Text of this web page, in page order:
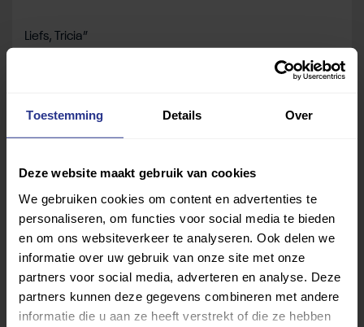
Toestemming Details Over
Deze website maakt gebruik van cookies
We gebruiken cookies om content en advertenties te
personaliseren, om functies voor social media te bieden
en om ons websiteverkeer te analyseren. Ook delen we
informatie over uw gebruik van onze site met onze
partners voor social media, adverteren en analyse. Deze
partners kunnen deze gegevens combineren met andere
informatie die u aan ze heeft verstrekt of die ze hebben
Liefs, Tricia”
Deel op Facebook
Deel op LinkedinDeel op Whatsapp Kopieer link